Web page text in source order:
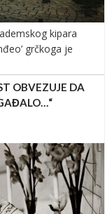
kipara
grčkoga je
OBVEZUJE DA